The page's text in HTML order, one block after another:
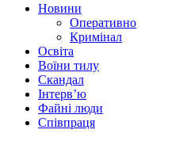
Новини
Оперативно
Кримінал
Освіта
Воїни тилу
Скандал
Інтерв’ю
Файні люди
Співпраця